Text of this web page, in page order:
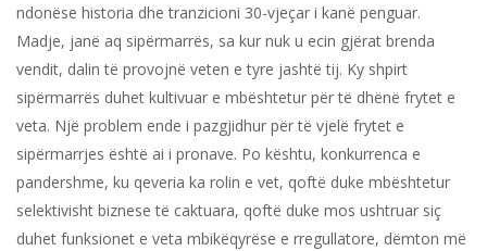
ndonëse historia dhe tranzicioni 30-vjeçar i kanë penguar.
Madje, janë aq sipërmarrës, sa kur nuk u ecin gjërat brenda
vendit, dalin të provojnë veten e tyre jashtë tij. Ky shpirt
sipërmarrës duhet kultivuar e mbështetur për të dhënë frytet e
veta. Një problem ende i pazgjidhur për të vjelë frytet e
sipërmarrjes është ai i pronave. Po kështu, konkurrenca e
pandershme, ku qeveria ka rolin e vet, qoftë duke mbështetur
selektivisht biznese të caktuara, qoftë duke mos ushtruar siç
duhet funksionet e veta mbikëqyrëse e rregullatore, dëmton më